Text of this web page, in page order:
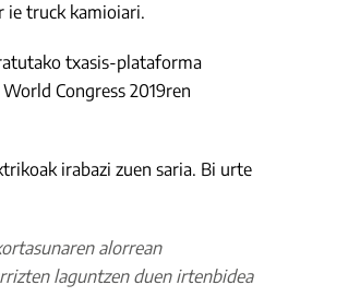
ie truck kamioiari.
txasis-plataforma
Congress 2019ren
irabazi zuen saria. Bi urte
alorrean
laguntzen duen irtenbidea